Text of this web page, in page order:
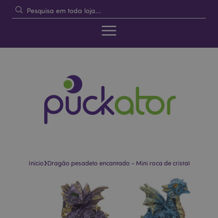
Início›Dragão pesadelo encantado - Mini roca de cristal